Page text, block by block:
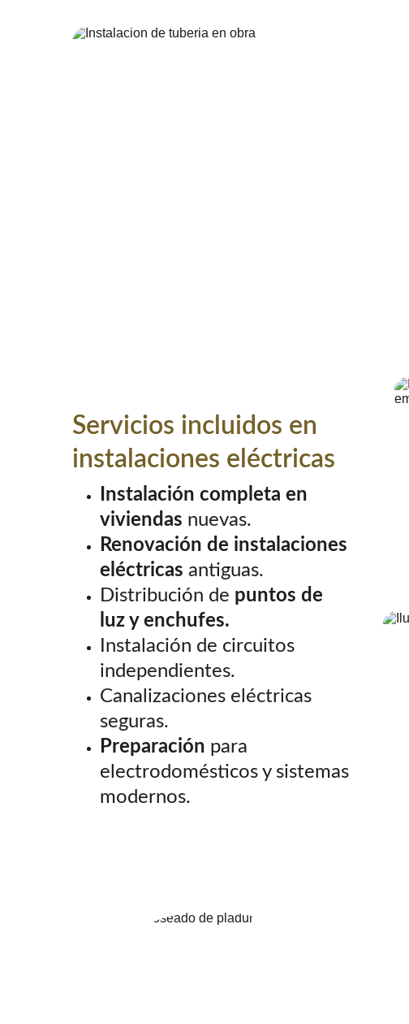
Servicios incluidos en
instalaciones eléctricas
Instalación completa en
viviendas nuevas.
Renovación de instalaciones
eléctricas antiguas.
Distribución de puntos de
luz y enchufes.
Instalación de circuitos
independientes.
Canalizaciones eléctricas
seguras.
Preparación para
electrodomésticos y sistemas
modernos.